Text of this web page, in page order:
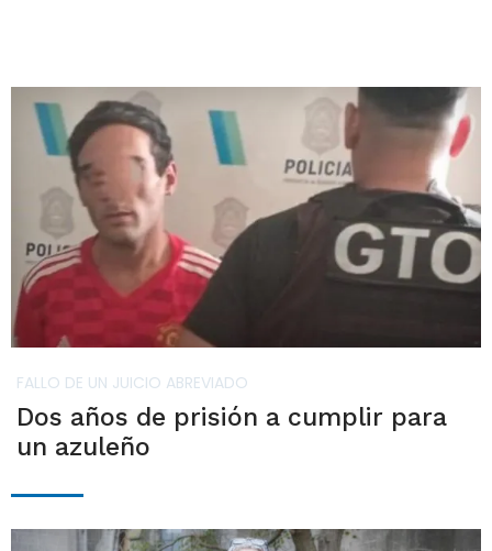
FALLO DE UN JUICIO ABREVIADO
Dos años de prisión a cumplir para
un azuleño